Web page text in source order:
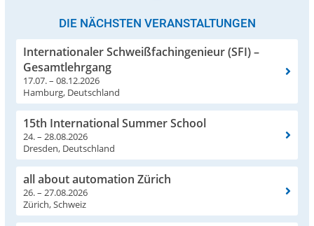
DIE NÄCHSTEN VERANSTALTUNGEN
Internationaler Schweißfachingenieur (SFI) –
Gesamtlehrgang
17.07. – 08.12.2026
Hamburg, Deutschland
15th International Summer School
24. – 28.08.2026
Dresden, Deutschland
all about automation Zürich
26. – 27.08.2026
Zürich, Schweiz